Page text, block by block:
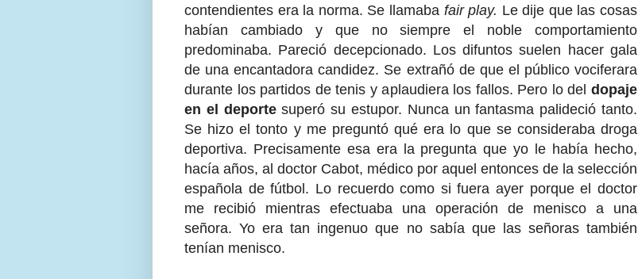
contendientes era la norma. Se llamaba fair play. Le dije que las cosas
habían cambiado y que no siempre el noble comportamiento
predominaba. Pareció decepcionado. Los difuntos suelen hacer gala
de una encantadora candidez. Se extrañó de que el público vociferara
durante los partidos de tenis y aplaudiera los fallos. Pero lo del dopaje
en el deportesuperó su estupor. Nunca un fantasma palideció tanto.
Se hizo el tonto y me preguntó qué era lo que se consideraba droga
deportiva. Precisamente esa era la pregunta que yo le había hecho,
hacía años, al doctor Cabot, médico por aquel entonces de la selección
española de fútbol. Lo recuerdo como si fuera ayer porque el doctor
me recibió mientras efectuaba una operación de menisco a una
señora. Yo era tan ingenuo que no sabía que las señoras también
tenían menisco.